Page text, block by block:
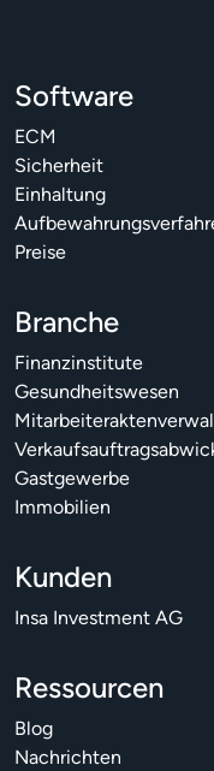
Software
ECM
Sicherheit
Einhaltung
Preise
Branche
Finanzinstitute
Gesundheitswesen
Gastgewerbe
Immobilien
Kunden
Insa Investment AG
Ressourcen
Blog
Nachrichten